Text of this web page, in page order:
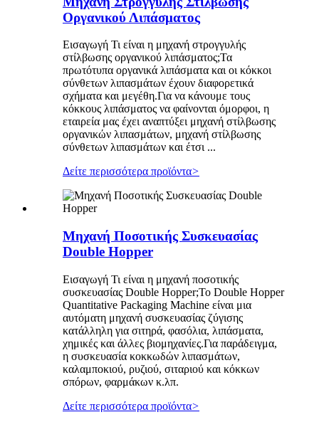
Οργανικού Λιπάσματος
Εισαγωγή Τι είναι η μηχανή στρογγυλής
στίλβωσης οργανικού λιπάσματος;Τα
πρωτότυπα οργανικά λιπάσματα και οι κόκκοι
σύνθετων λιπασμάτων έχουν διαφορετικά
σχήματα και μεγέθη.Για να κάνουμε τους
κόκκους λιπάσματος να φαίνονται όμορφοι, η
εταιρεία μας έχει αναπτύξει μηχανή στίλβωσης
οργανικών λιπασμάτων, μηχανή στίλβωσης
σύνθετων λιπασμάτων και έτσι ...
Δείτε περισσότερα προϊόντα>
Μηχανή Ποσοτικής Συσκευασίας
Double Hopper
Εισαγωγή Τι είναι η μηχανή ποσοτικής
συσκευασίας Double Hopper;Το Double Hopper
Quantitative Packaging Machine είναι μια
αυτόματη μηχανή συσκευασίας ζύγισης
κατάλληλη για σιτηρά, φασόλια, λιπάσματα,
χημικές και άλλες βιομηχανίες.Για παράδειγμα,
η συσκευασία κοκκωδών λιπασμάτων,
καλαμποκιού, ρυζιού, σιταριού και κόκκων
σπόρων, φαρμάκων κ.λπ.
Δείτε περισσότερα προϊόντα>